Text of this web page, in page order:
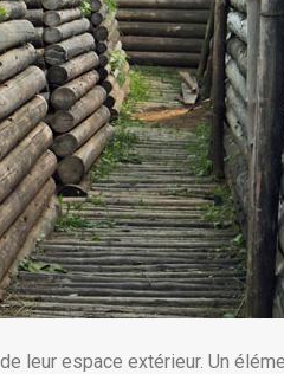
leur espace extérieur. Un